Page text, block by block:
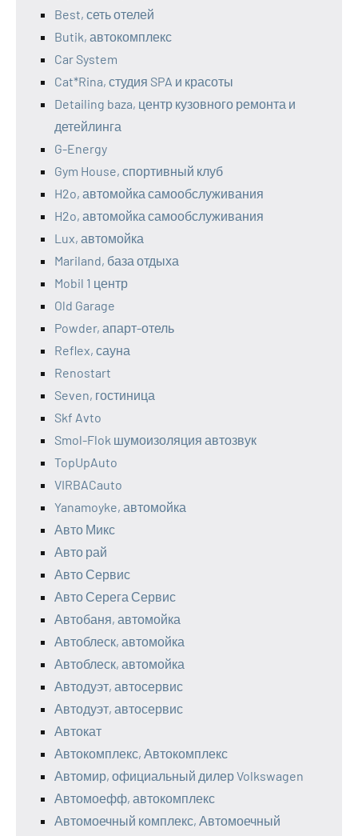
Best, сеть отелей
Butik, автокомплекс
Car System
Cat*Rina, студия SPA и красоты
Detailing baza, центр кузовного ремонта и
детейлинга
G-Energy
Gym House, спортивный клуб
H2o, автомойка самообслуживания
H2o, автомойка самообслуживания
Lux, автомойка
Mariland, база отдыха
Mobil 1 центр
Old Garage
Powder, апарт-отель
Reflex, сауна
Renostart
Seven, гостиница
Skf Avto
Smol-Flok шумоизоляция автозвук
TopUpAuto
VIRBACauto
Yanamoyke, автомойка
Авто Микс
Авто рай
Авто Сервис
Авто Серега Сервис
Автобаня, автомойка
Автоблеск, автомойка
Автоблеск, автомойка
Автодуэт, автосервис
Автодуэт, автосервис
Автокат
Автокомплекс, Автокомплекс
Автомир, официальный дилер Volkswagen
Автомоефф, автокомплекс
Автомоечный комплекс, Автомоечный